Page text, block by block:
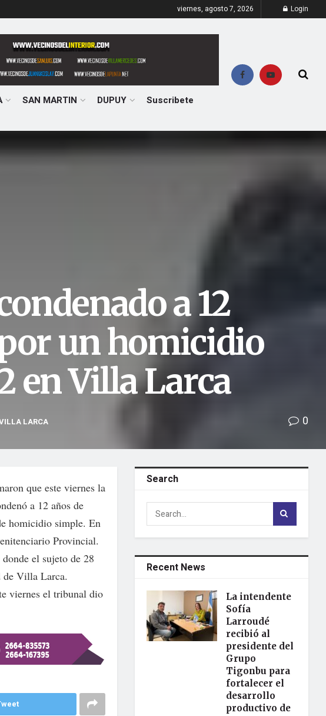
viernes, agosto 7, 2026 Login
SAN MARTIN DUPUY Suscribete
a 12
un homicidio
en Villa Larca
LARCA 0
que este viernes la
a 12 años de
homicidio simple. En
Provincial.
el sujeto de 28
de Villa Larca.
viernes el tribunal dio
Search
Recent News
La intendente
Sofía
Larroudé
recibió al
presidente del
Grupo
Tigonbu para
fortalecer el
desarrollo
productivo de